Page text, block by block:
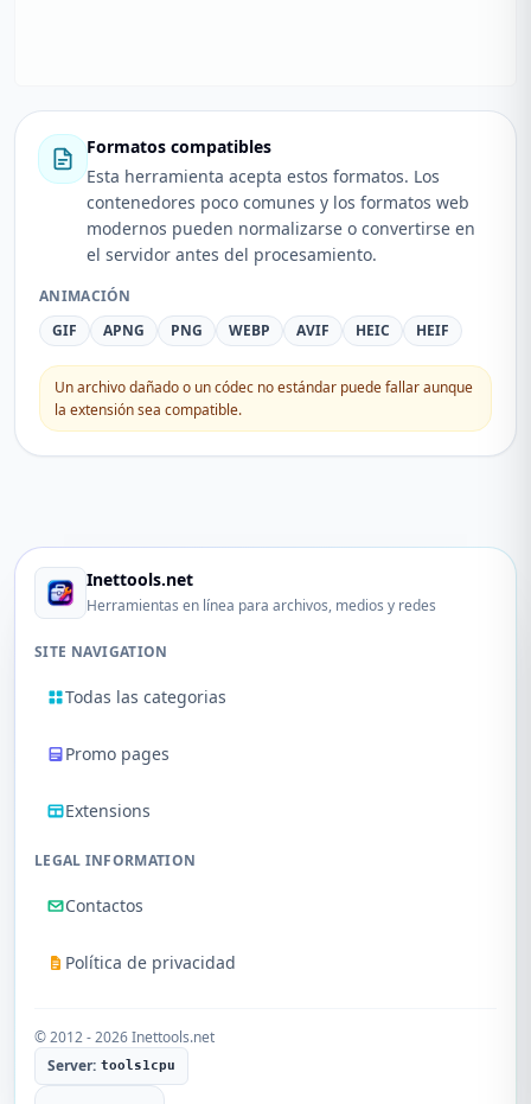
Formatos compatibles
Esta herramienta acepta estos formatos. Los
contenedores poco comunes y los formatos web
modernos pueden normalizarse o convertirse en
el servidor antes del procesamiento.
ANIMACIÓN
GIF
APNG PNG WEBP AVIF HEIC HEIF
Un archivo dañado o un códec no estándar puede fallar aunque
la extensión sea compatible.
Inettools.net
Herramientas en línea para archivos, medios y redes
SITE NAVIGATION
Todas las categorias
Promo pages
Extensions
LEGAL INFORMATION
Contactos
Política de privacidad
© 2012 - 2026 Inettools.net
Server: tools1cpu